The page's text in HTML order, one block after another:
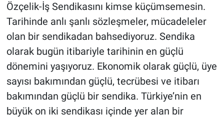
Özçelik-İş Sendikasını kimse küçümsemesin.
Tarihinde anlı şanlı sözleşmeler, mücadeleler
olan bir sendikadan bahsediyoruz. Sendika
olarak bugün itibariyle tarihinin en güçlü
dönemini yaşıyoruz. Ekonomik olarak güçlü, üye
sayısı bakımından güçlü, tecrübesi ve itibarı
bakımından güçlü bir sendika. Türkiye’nin en
büyük on iki sendikası içinde yer alan bir